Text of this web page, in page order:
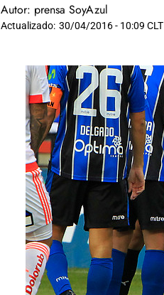
Autor: prensa SoyAzul
Actualizado: 30/04/2016 - 10:09 CLT